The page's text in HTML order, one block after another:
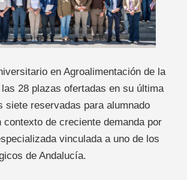
en Agroalimentación de la
28 plazas ofertadas en su última
siete reservadas para alumnado
contexto de creciente demanda por
vinculada a uno de los
de Andalucía.